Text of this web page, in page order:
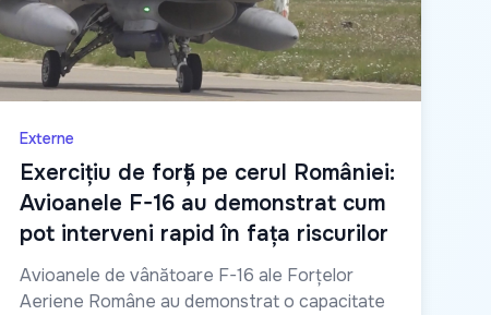
Externe
Exercițiu de forță pe cerul României:
Avioanele F-16 au demonstrat cum
pot interveni rapid în fața riscurilor
Avioanele de vânătoare F-16 ale Forțelor
Aeriene Române au demonstrat o capacitate